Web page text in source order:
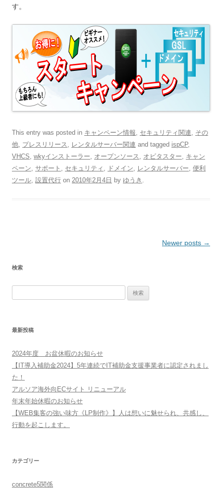
す。
This entry was posted in キャンペーン情報, セキュリティ関連, その
他, プレスリリース , レンタルサーバー関連 and tagged ispCP,
VHCS, wkyインストーラー, オープンソース , オビタスター, キャン
ペーン, サポート , セキュリティ , ドメイン, レンタルサーバー, 便利
ツール, 設置代行 on 2010年2月4日 by ゆうき .
Newer posts →
検索
最新投稿
2024年度 お盆休暇のお知らせ
【IT導入補助金2024】5年連続でIT補助金支援事業者に認定されまし
た！
アルソア海外向ECサイト リニューアル
年末年始休暇のお知らせ
【WEB集客の強い味方《LP制作》】人は想いに魅せられ、共感し、
行動を起こします。
カテゴリー
concrete5関係